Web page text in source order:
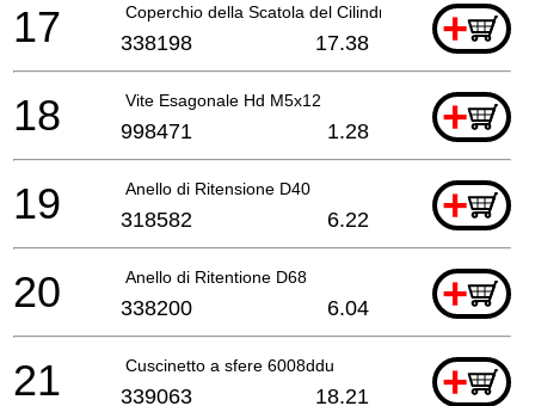
Coperchio della Scatola del Cilindro +
17 338198 17.38
Vite Esagonale Hd M5x12 +
18 998471 1.28
Anello di Ritensione D40 +
19 318582 6.22
Anello di Ritentione D68 +
20 338200 6.04
Cuscinetto a sfere 6008ddu +
21 339063 18.21